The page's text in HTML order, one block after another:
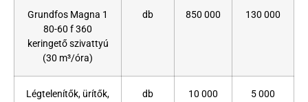
Grundfos Magna 1
80-60 f 360
keringető szivattyú
(30 m³/óra)
db 850 000 130 000
Légtelenítők, ürítők,
db 10 000 5 000